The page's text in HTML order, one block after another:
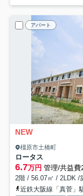
アパート
NEW
橿原市土橋町
ロータス
6.7万円 管理/共益費
2階 / 56.07㎡ / 2LDK /
近鉄大阪線「真菅」